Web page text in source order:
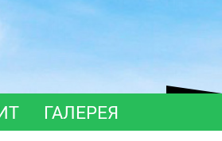
ГАЛЕРЕЯ